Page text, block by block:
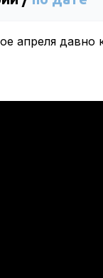
апреля давно